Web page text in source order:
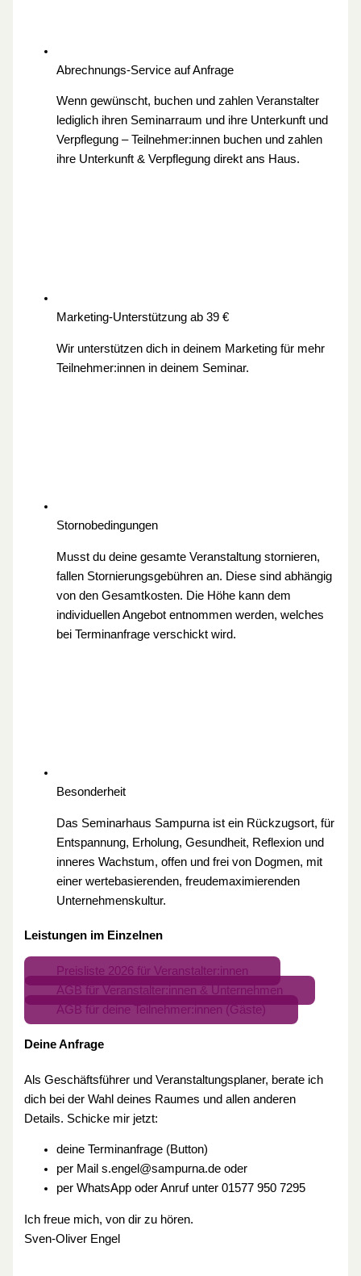
Abrechnungs-Serviceauf Anfrage
Wenn gewünscht, buchen und zahlen Veranstalter
lediglich ihren Seminarraum und ihre Unterkunft und
Verpflegung – Teilnehmer:innen buchen und zahlen
ihre Unterkunft & Verpflegung direkt ans Haus.
Marketing-Unterstützungab 39 €
Wir unterstützen dich in deinem Marketing für mehr
Teilnehmer:innen in deinem Seminar.
Stornobedingungen
Musst du deine gesamte Veranstaltung stornieren,
fallen Stornierungsgebühren an. Diese sind abhängig
von den Gesamtkosten. Die Höhe kann dem
individuellen Angebot entnommen werden, welches
bei Terminanfrage verschickt wird.
Besonderheit
Das Seminarhaus Sampurna ist ein Rückzugsort, für
Entspannung, Erholung, Gesundheit, Reflexion und
inneres Wachstum, offen und frei von Dogmen, mit
einer wertebasierenden, freudemaximierenden
Unternehmenskultur.
Leistungen im Einzelnen
Preisliste 2026 für Veranstalter:innen
AGB für Veranstalter:innen & Unternehmen
AGB für deine Teilnehmer:innen (Gäste)
Deine Anfrage
Als Geschäftsführer und Veranstaltungsplaner, berate ich
dich bei der Wahl deines Raumes und allen anderen
Details. Schicke mir jetzt:
deine Terminanfrage (Button)
per Mail s.engel@sampurna.de oder
per WhatsApp oder Anruf unter 01577 950 7295
Ich freue mich, von dir zu hören.
Sven-Oliver Engel